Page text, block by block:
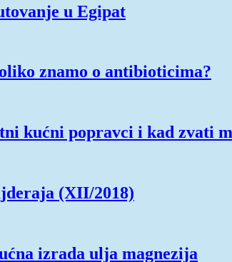
u Egipat
znamo o antibioticima?
kućni popravci i kad zvati
(XII/2018)
izrada ulja magnezija